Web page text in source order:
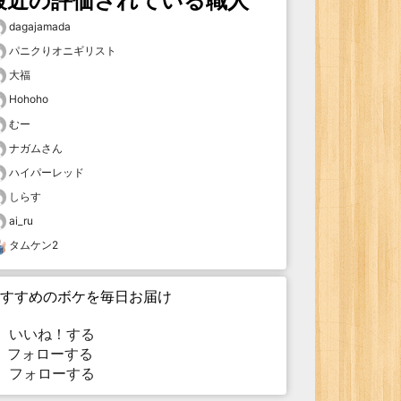
dagajamada
パニクりオニギリスト
大福
Hohoho
むー
ナガムさん
ハイパーレッド
しらす
ai_ru
タムケン2
すめのボケを毎日お届け
いいね！する
ォローする
フォローする